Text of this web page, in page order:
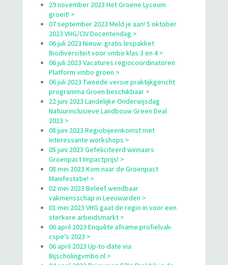
29 november 2023 Het Groene Lyceum
groeit! >
07 september 2023 Meld je aan! 5 oktober
2023 VHG/CIV Docentendag >
06 juli 2023 Nieuw: gratis lespakket
Biodiversiteit voor vmbo klas 3 en 4 >
06 juli 2023 Vacatures regiocoördinatoren
Platform vmbo groen >
06 juli 2023 Tweede versie praktijkgericht
programma Groen beschikbaar >
22 juni 2023 Landelijke Onderwijsdag
Natuurinclusieve Landbouw Green Deal
2023 >
08 juni 2023 Regiobijeenkomst met
interessante workshops >
05 juni 2023 Gefeliciteerd winnaars
Groenpact Impactprijs! >
08 mei 2023 Kom naar de Groenpact
Manifestatie! >
02 mei 2023 Beleef wendbaar
vakmensschap in Leeuwarden >
01 mei 2023 VHG gaat de regio in voor een
sterkere arbeidsmarkt >
06 april 2023 Enquête afname profielvak-
cspe’s 2023 >
06 april 2023 Up-to-date via
Bijscholingvmbo.nl >